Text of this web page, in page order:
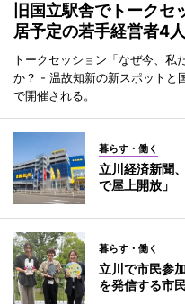
旧国立駅舎でトーク
居予定の若手経営者4人
トークセッション「なぜ今、私
か？ - 温故知新の新スポットと
で開催される。
暮らす・働く
立川経済新聞
で屋上開放」
暮らす・働く
立川で市民参
を発信する市